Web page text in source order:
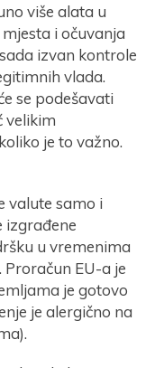
više alata u
i očuvanja
izvan kontrole
vlada.
se podešavati
velikim
je to važno.
valute samo i
izgrađene
u vremenima
Proračun EU-a je
je gotovo
je alergično na